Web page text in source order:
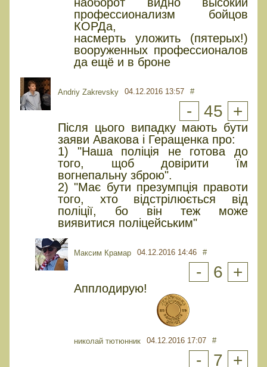
профессионализм бойцов
КОРДа,
насмерть уложить (пятерых!)
вооруженных профессионалов
да ещё и в броне
Andriy Zakrevsky 04.12.2016 13:57 #
- 45 +
Після цього випадку мають бути
заяви Авакова і Геращенка про:
1) "Наша поліція не готова до
того, щоб довірити їм
вогнепальну зброю".
2) "Має бути презумпція правоти
того, хто відстрілюється від
поліції, бо він теж може
виявитися поліцейським"
Максим Крамар 04.12.2016 14:46 #
- 6 +
Апплодирую!
николай тютюнник 04.12.2016 17:07 #
- 7 +